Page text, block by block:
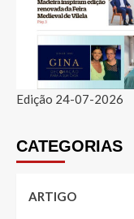
Edição 24-07-2026
CATEGORIAS
ARTIGO